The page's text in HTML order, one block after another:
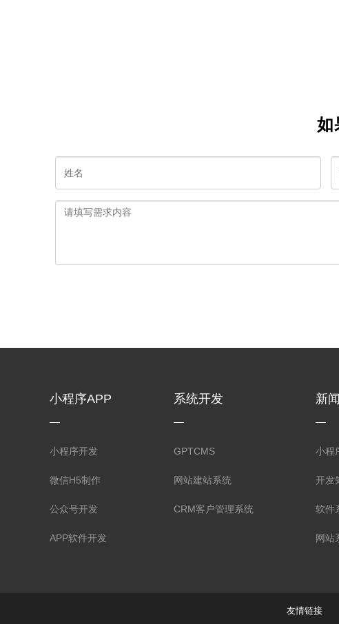
如
小程序APP
小程序开发
微信H5制作
公众号开发
APP软件开发
系统开发
GPTCMS
网站建站系统
CRM客户管理系统
新
小程
开发
软件
网站
友情链接